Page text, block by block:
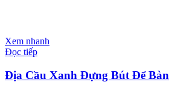
Xem nhanh
Đọc tiếp
Địa Cầu Xanh Đựng Bút Để Bàn